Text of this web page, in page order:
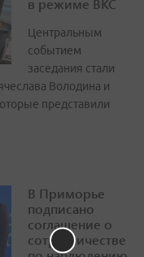
в режиме ВКС
Центральным
событием
заседания стали
Володина и
представили
В Приморье
подписано
соглашение о
сотрудничестве